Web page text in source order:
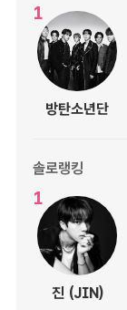
1
방탄소년단
솔로랭킹
1
진 (JIN)